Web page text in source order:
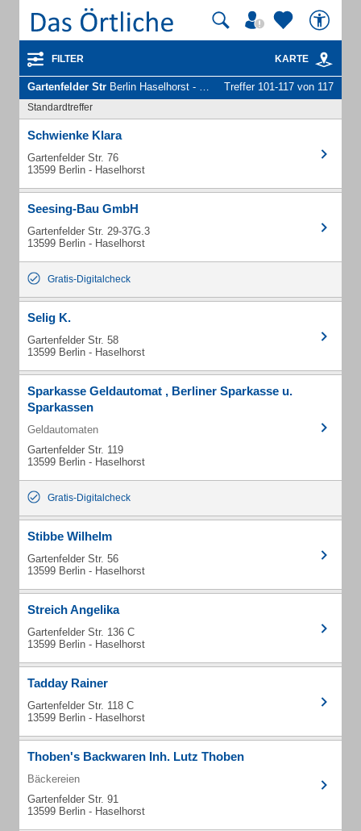
FILTER KARTE
Gartenfelder Str Berlin Haselhorst - Unternehmen und Personen Treffer 101-117 von 117
Standardtreffer
Schwienke Klara
Gartenfelder Str. 76
13599 Berlin - Haselhorst
Seesing-Bau GmbH
Gartenfelder Str. 29-37G.3
13599 Berlin - Haselhorst
Gratis-Digitalcheck
Selig K.
Gartenfelder Str. 58
13599 Berlin - Haselhorst
Sparkasse Geldautomat , Berliner Sparkasse u.
Sparkassen
Geldautomaten
Gartenfelder Str. 119
13599 Berlin - Haselhorst
Gratis-Digitalcheck
Stibbe Wilhelm
Gartenfelder Str. 56
13599 Berlin - Haselhorst
Streich Angelika
Gartenfelder Str. 136 C
13599 Berlin - Haselhorst
Tadday Rainer
Gartenfelder Str. 118 C
13599 Berlin - Haselhorst
Thoben's Backwaren Inh. Lutz Thoben
Bäckereien
Gartenfelder Str. 91
13599 Berlin - Haselhorst